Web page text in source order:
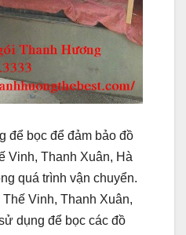
để bọc để đảm bảo đồ
Vinh, Thanh Xuân, Hà
quá trình vận chuyển.
Vinh, Thanh Xuân,
dụng để bọc các đồ